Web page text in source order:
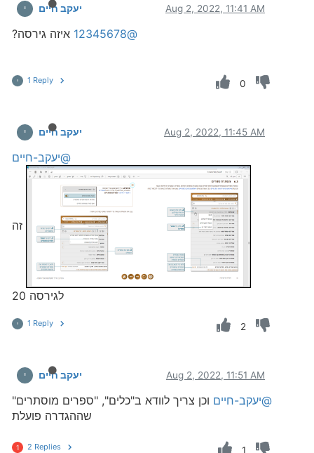
י יעקב חיים Aug 2, 2022, 11:41 AM
@12345678 איזה גירסה?
י 1 Reply 0
י יעקב חיים Aug 2, 2022, 11:45 AM
@יעקב-חיים
זה
לגירסה 20
י 1 Reply 2
י יעקב חיים Aug 2, 2022, 11:51 AM
@יעקב-חיים וכן צריך לוודא ב"כלים", "ספרים מוסתרים"
שההגדרה פועלת
1 2 Replies 1